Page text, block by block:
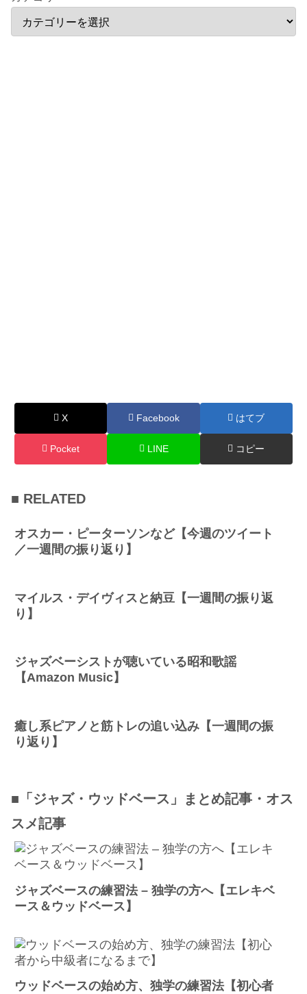
X Facebook はてブ
Pocket LINE コピー
■ RELATED
オスカー・ピーターソンなど【今週のツイート
／一週間の振り返り】
マイルス・デイヴィスと納豆【一週間の振り返
り】
ジャズベーシストが聴いている昭和歌謡
【Amazon Music】
癒し系ピアノと筋トレの追い込み【一週間の振
り返り】
■「ジャズ・ウッドベース」まとめ記事・オス
スメ記事
ジャズベースの練習法 – 独学の方へ【エレキベ
ース＆ウッドベース】
ウッドベースの始め方、独学の練習法【初心者